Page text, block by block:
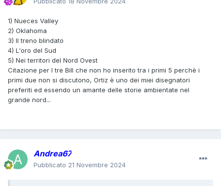
1) Nueces Valley
2) Oklahoma
3) Il treno blindato
4) L'oro del Sud
5) Nei territori del Nord Ovest
Citazione per I tre Bill che non ho inserito tra i primi 5 perchè i
primi due non si discutono, Ortiz è uno dei miei disegnatori
preferiti ed essendo un amante delle storie ambientate nel
grande nord...
Andrea67
Pubblicato 21 Novembre 2024